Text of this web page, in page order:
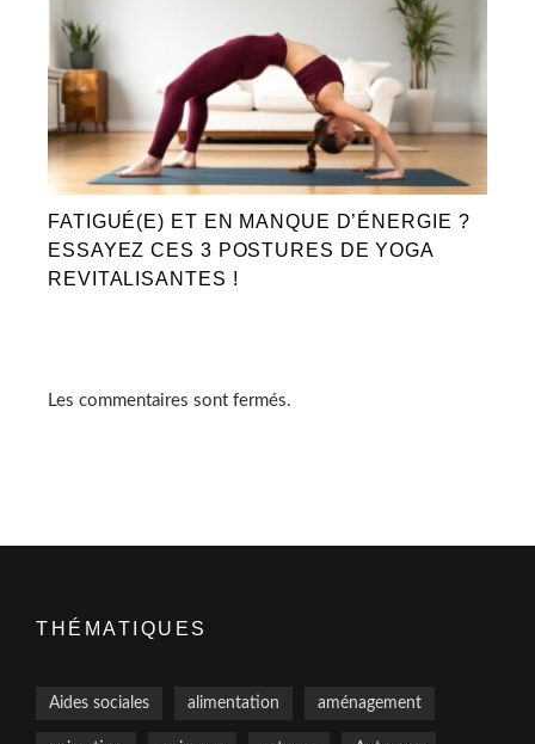
FATIGUÉ(E) ET EN MANQUE D’ÉNERGIE ?
ESSAYEZ CES 3 POSTURES DE YOGA
REVITALISANTES !
Les commentaires sont fermés.
THÉMATIQUES
Aides sociales alimentation aménagement